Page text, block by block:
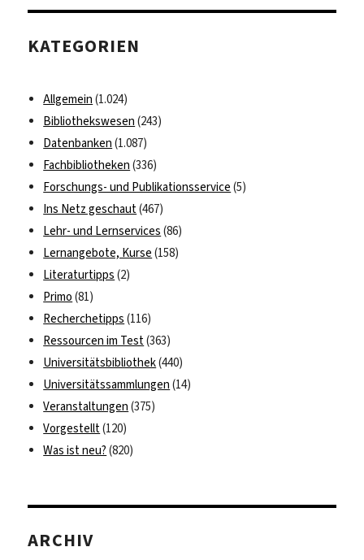
Springer
KATEGORIEN
Allgemein (1.024)
Bibliothekswesen (243)
Datenbanken (1.087)
Fachbibliotheken (336)
Forschungs- und Publikationsservice (5)
Ins Netz geschaut(467)
Lehr- und Lernservices (86)
Lernangebote, Kurse (158)
Literaturtipps (2)
Primo (81)
Recherchetipps (116)
Ressourcen im Test(363)
Universitätsbibliothek(440)
Universitätssammlungen (14)
Veranstaltungen (375)
Vorgestellt(120)
Was ist neu? (820)
ARCHIV